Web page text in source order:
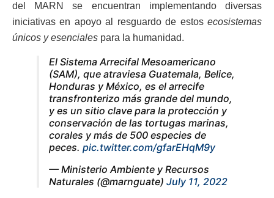
del MARN se encuentran implementando diversas
iniciativas en apoyo al resguardo de estosecosistemas
únicos y esenciales para la humanidad.
El Sistema Arrecifal Mesoamericano
(SAM), que atraviesa Guatemala, Belice,
Honduras y México, es el arrecife
transfronterizo más grande del mundo,
y es un sitio clave para la protección y
conservación de las tortugas marinas,
corales y más de 500 especies de
peces. pic.twitter.com/gfarEHqM9y
— Ministerio Ambiente y Recursos
Naturales (@marnguate) July 11, 2022